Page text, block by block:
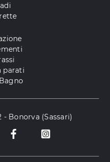
parati
- Bonorva (Sassari)